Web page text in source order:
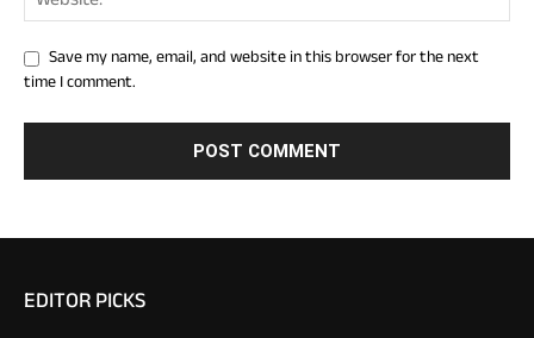
Save my name, email, and website in this browser for the next
time I comment.
EDITOR PICKS